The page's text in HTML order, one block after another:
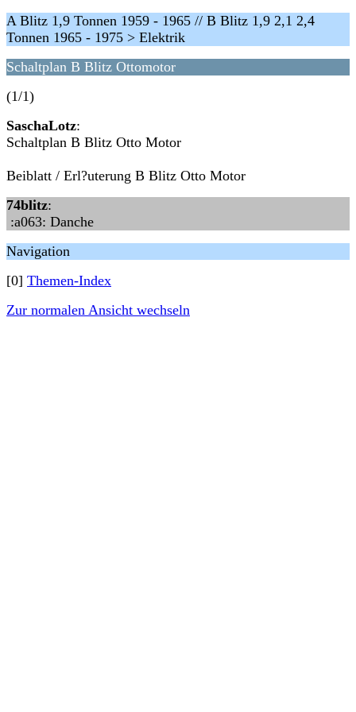
A Blitz 1,9 Tonnen 1959 - 1965 // B Blitz 1,9 2,1 2,4
Tonnen 1965 - 1975 > Elektrik
Schaltplan B Blitz Ottomotor
(1/1)
SaschaLotz:
Schaltplan B Blitz Otto Motor
Beiblatt / Erl?uterung B Blitz Otto Motor
74blitz:
:a063: Danche
Navigation
[0] Themen-Index
Zur normalen Ansicht wechseln